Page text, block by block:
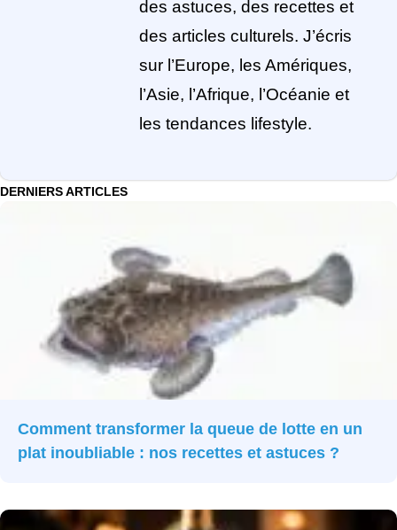
des astuces, des recettes et
des articles culturels. J’écris
sur l’Europe, les Amériques,
l’Asie, l’Afrique, l’Océanie et
les tendances lifestyle.
DERNIERS ARTICLES
Comment transformer la queue de lotte en un
plat inoubliable : nos recettes et astuces ?